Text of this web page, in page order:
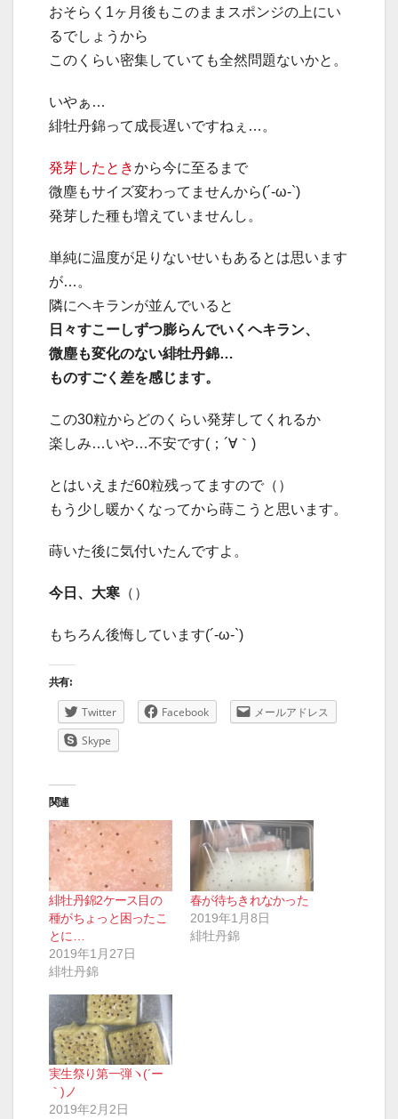
おそらく1ヶ月後もこのままスポンジの上にい
るでしょうから
このくらい密集していても全然問題ないかと。
いやぁ…
緋牡丹錦って成長遅いですねぇ…。
発芽したときから今に至るまで
微塵もサイズ変わってませんから(´-ω-`)
発芽した種も増えていませんし。
単純に温度が足りないせいもあるとは思います
が…。
隣にヘキランが並んでいると
日々すこーしずつ膨らんでいくヘキラン、
微塵も変化のない緋牡丹錦…
ものすごく差を感じます。
この30粒からどのくらい発芽してくれるか
楽しみ…いや…不安です(；´∀｀)
とはいえまだ60粒残ってますので（）
もう少し暖かくなってから蒔こうと思います。
蒔いた後に気付いたんですよ。
今日、大寒 （）
もちろん後悔しています(´-ω-`)
共有:
Twitter Facebook
メールアドレス
Skype
関連
緋牡丹錦2ケース目の
種がちょっと困ったこ
とに…
2019年1月27日
緋牡丹錦
春が待ちきれなかった
2019年1月8日
緋牡丹錦
実生祭り第一弾ヽ(´ー
｀)ノ
2019年2月2日